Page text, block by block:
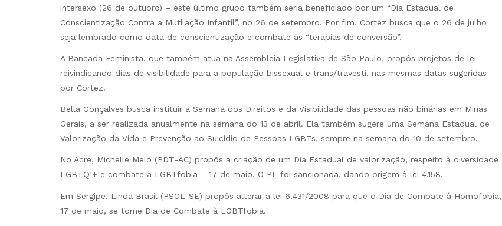
intersexo (26 de outubro) – este último grupo também seria beneficiado por um “Dia Estadual de
Conscientização Contra a Mutilação Infantil”, no 26 de setembro. Por fim, Cortez busca que o 26 de julho
seja lembrado como data de conscientização e combate às “terapias de conversão”.
A Bancada Feminista, que também atua na Assembleia Legislativa de São Paulo, propôs projetos de lei
reivindicando dias de visibilidade para a população bissexual e trans/travesti, nas mesmas datas sugeridas
por Cortez.
Bella Gonçalves busca instituir a Semana dos Direitos e da Visibilidade das pessoas não binárias em Minas
Gerais, a ser realizada anualmente na semana do 13 de abril. Ela também sugere uma Semana Estadual de
Valorização da Vida e Prevenção ao Suicídio de Pessoas LGBTs, sempre na semana do 10 de setembro.
No Acre, Michelle Melo (PDT-AC) propôs a criação de um Dia Estadual de valorização, respeito à diversidade
LGBTQI+ e combate à LGBTfobia – 17 de maio. O PL foi sancionada, dando origem à lei 4.158.
Em Sergipe, Linda Brasil (PSOL-SE) propôs alterar a lei 6.431/2008 para que o Dia de Combate à Homofobia,
17 de maio, se torne Dia de Combate à LGBTfobia.